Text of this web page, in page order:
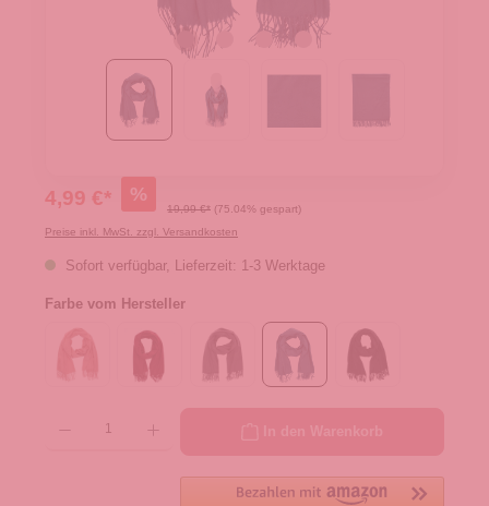
4,99 €* %
19,99 €* (75.04% gespart)
Preise inkl. MwSt. zzgl. Versandkosten
Sofort verfügbar, Lieferzeit: 1-3 Werktage
Farbe vom Hersteller